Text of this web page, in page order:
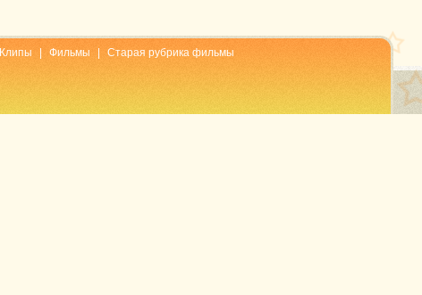
Клипы Фильмы
Старая рубрика фильмы